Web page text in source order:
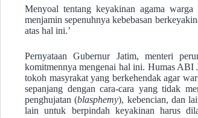
Menyoal tentang keyakinan agama
menjamin sepenuhnya kebebasan
atas hal ini.’
Pernyataan Gubernur Jatim, menteri
komitmennya mengenai hal ini. Humas ABI
tokoh masyrakat yang berkehendak agar
sepanjang dengan cara-cara yang tidak
penghujatan (blasphemy), kebencian, dan
lain untuk berpindah keyakinan harus